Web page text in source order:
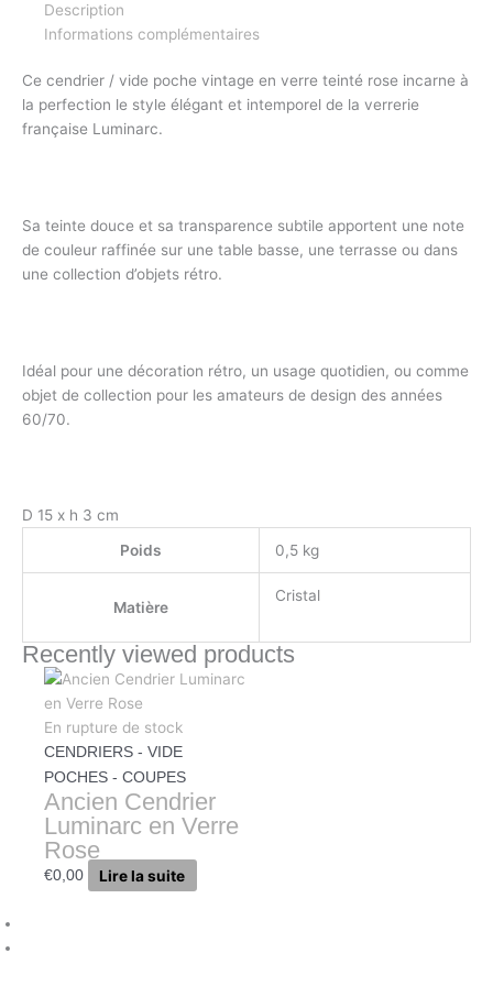
Description
Informations complémentaires
Ce cendrier / vide poche vintage en verre teinté rose incarne à
la perfection le style élégant et intemporel de la verrerie
française Luminarc.
Sa teinte douce et sa transparence subtile apportent une note
de couleur raffinée sur une table basse, une terrasse ou dans
une collection d’objets rétro.
Idéal pour une décoration rétro, un usage quotidien, ou comme
objet de collection pour les amateurs de design des années
60/70.
D 15 x h 3 cm
Poids
0,5 kg
Matière
Cristal
Recently viewed products
En rupture de stock
CENDRIERS - VIDE
POCHES - COUPES
Ancien Cendrier
Luminarc en Verre
Rose
€0,00 Lire la suite